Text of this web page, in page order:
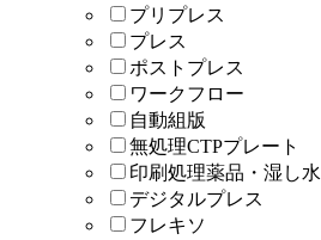
プリプレス
プレス
ポストプレス
ワークフロー
自動組版
無処理CTPプレート
印刷処理薬品・湿し水
デジタルプレス
フレキソ